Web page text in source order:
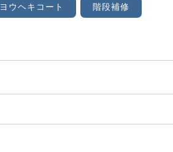
ヨウヘキコート 階段補修